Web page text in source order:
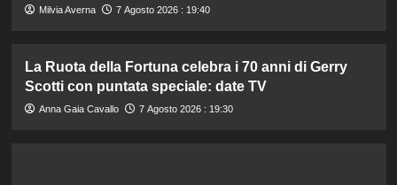
Milvia Averna 7 Agosto 2026 : 19:40
La Ruota della Fortuna celebra i 70 anni di Gerry
Scotti con puntata speciale: date TV
Anna Gaia Cavallo 7 Agosto 2026 : 19:30